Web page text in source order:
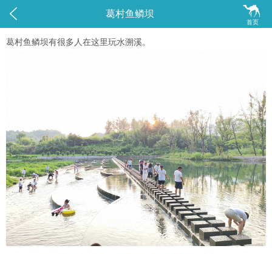
 
首页
葛村鱼鳞坝
葛村鱼鳞坝有很多人在这里玩水溯溪。